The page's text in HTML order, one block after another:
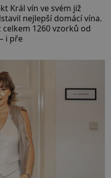
Král vín ve svém již
nejlepší domácí vína.
1260 vzorků od
– i pře